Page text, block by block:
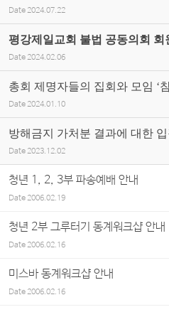
Date 2024.07.22
평강제일교회 불법 공동의회 회
Date 2024.02.06
총회 제명자들의 집회와 모임 ‘
Date 2024.01.10
방해금지 가처분 결과에 대한
Date 2023.12.02
청년 1, 2, 3부 파송예배 안내
Date2006.02.19
청년 2부 그루터기 동계워크샵 안내
Date2006.02.16
미스바 동계워크샵 안내
Date2006.02.16